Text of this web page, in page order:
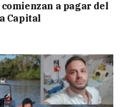
a pagar del
Capital